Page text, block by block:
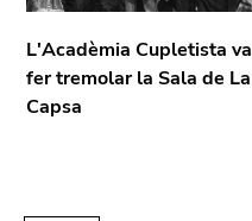
L'Acadèmia Cupletista va
fer tremolar la Sala de La
Capsa